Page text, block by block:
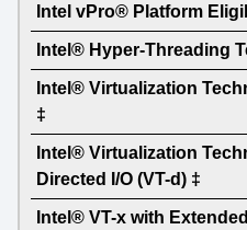
Intel vPro® Platform
Intel® Hyper-Threading
Intel® Virtualization
‡
Intel® Virtualization
Directed I/O (VT-d) ‡
Intel® VT-x with